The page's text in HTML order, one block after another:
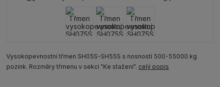
Vysokopevnostní třmen SH05S-SH55S s nosností 500-55000 kg
pozink. Rozměry třmenu v sekci "Ke stažení". celý popis